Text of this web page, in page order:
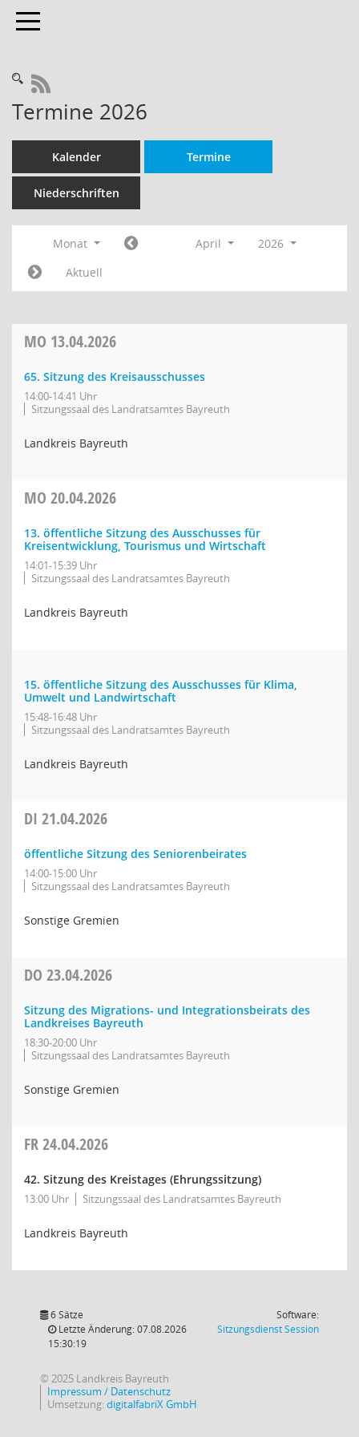
Toggle navigation
RSS-Feed
Termine 2026
Kalender Termine
Niederschriften
Monat April
2026
Aktuell
MO 13.04.2026
65. Sitzung des Kreisausschusses
14:00-14:41 Uhr
Sitzungssaal des Landratsamtes Bayreuth
Landkreis Bayreuth
MO 20.04.2026
13. öffentliche Sitzung des Ausschusses für
Kreisentwicklung, Tourismus und Wirtschaft
14:01-15:39 Uhr
Sitzungssaal des Landratsamtes Bayreuth
Landkreis Bayreuth
15. öffentliche Sitzung des Ausschusses für Klima,
Umwelt und Landwirtschaft
15:48-16:48 Uhr
Sitzungssaal des Landratsamtes Bayreuth
Landkreis Bayreuth
DI 21.04.2026
öffentliche Sitzung des Seniorenbeirates
14:00-15:00 Uhr
Sitzungssaal des Landratsamtes Bayreuth
Sonstige Gremien
DO 23.04.2026
Sitzung des Migrations- und Integrationsbeirats des
Landkreises Bayreuth
18:30-20:00 Uhr
Sitzungssaal des Landratsamtes Bayreuth
Sonstige Gremien
FR24.04.2026
42. Sitzung des Kreistages (Ehrungssitzung)
13:00 Uhr Sitzungssaal des Landratsamtes Bayreuth
Landkreis Bayreuth
6 Sätze
Letzte Änderung: 07.08.2026
15:30:19
Software:
SitzungsdienstSession(Wird in
© 2025 Landkreis Bayreuth
Impressum / Datenschutz
Umsetzung:digitalfabriX GmbH